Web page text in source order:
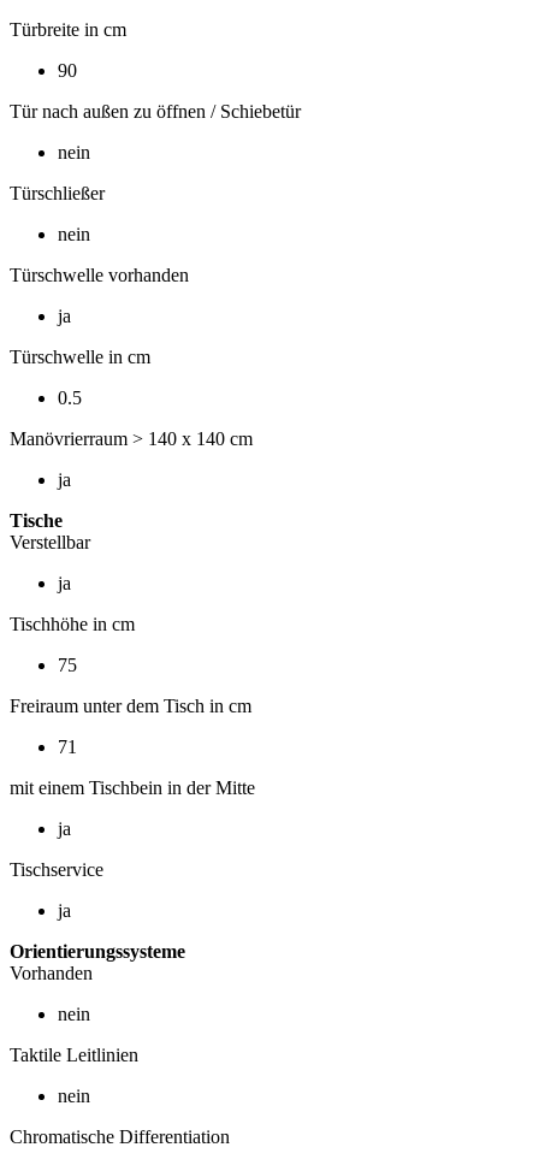
Türbreite in cm
90
Tür nach außen zu öffnen / Schiebetür
nein
Türschließer
nein
Türschwelle vorhanden
ja
Türschwelle in cm
0.5
Manövrierraum > 140 x 140 cm
ja
Tische
Verstellbar
ja
Tischhöhe in cm
75
Freiraum unter dem Tisch in cm
71
mit einem Tischbein in der Mitte
ja
Tischservice
ja
Orientierungssysteme
Vorhanden
nein
Taktile Leitlinien
nein
Chromatische Differentiation